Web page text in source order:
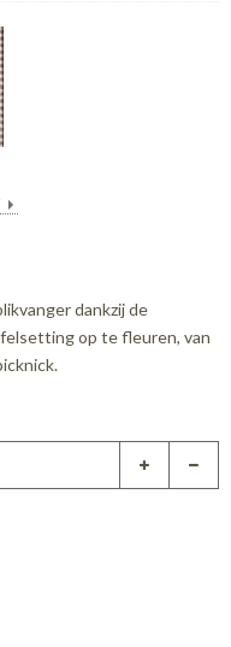
dankzij de
op te fleuren, van